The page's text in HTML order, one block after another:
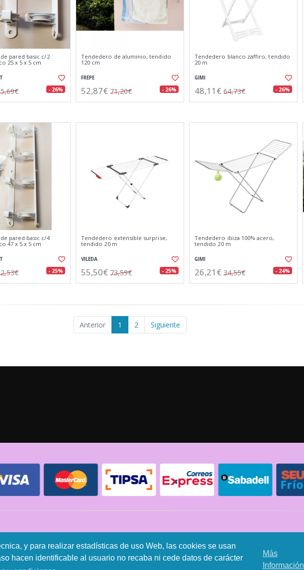
y para realizar estadísticas de uso Web, las cookies se usan
hacen identificable al usuario no recaba ni cede datos de carácter
Más
Información
pared basic c/2
25 x 5 x 5 cm
- 26%
Tendedero de aluminio, tendido
120 cm
FREPE
52,87€ 71,20€ - 26%
Tendedero blanco zaffiro, tendido
20 m
GIMI
48,11€ 64,73€ - 26%
pared basic c/4
47 x 5 x 5 cm
- 25%
Tendedero extensible surprise,
tendido 20 m
VILEDA
55,50€ 73,59€ - 25%
Tendedero ibiza 100% acero,
tendido 20 m
GIMI
26,21€ 34,55€ - 24%
Anterior 1 2 Siguiente
© 2026 - Todos los derechos reservados.